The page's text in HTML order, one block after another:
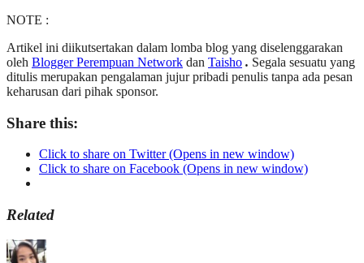
NOTE :
Artikel ini diikutsertakan dalam lomba blog yang diselenggarakan
oleh Blogger Perempuan Network dan Taisho . Segala sesuatu yang
ditulis merupakan pengalaman jujur pribadi penulis tanpa ada pesan
keharusan dari pihak sponsor.
Share this:
Click to share on Twitter (Opens in new window)
Click to share on Facebook (Opens in new window)
Related